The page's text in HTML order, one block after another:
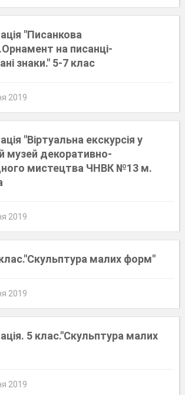
"Писанкова
на писанці-
знаки." 5-7 клас
2019
"Віртуальна екскурсія у
музей декоративно-
мистецтва ЧНВК №13 м.
2019
малих форм"
2019
5 клас."Скульптура малих
2019